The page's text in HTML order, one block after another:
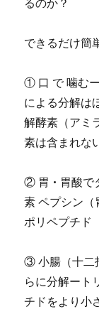
できるだけ簡
① 口 で 噛む
による分解は
解酵素（アミ
素は含まれな
② 胃 • 胃酸で
素 ペプシン（
ポリペプチド
③ 小腸（十二
らに分解ート
チドをより小